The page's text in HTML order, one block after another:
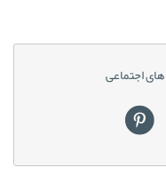
اجتماعی